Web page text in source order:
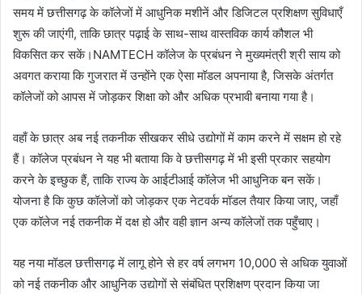
समय में छत्तीसगढ़ के कॉलेजों में आधुनिक मशीनें और डिजिटल प्रशिक्षण सुविधाएँ
शुरू की जाएंगी, ताकि छात्र पढ़ाई के साथ-साथ वास्तविक कार्य कौशल भी
विकसित कर सकें।NAMTECH कॉलेज के प्रबंधन ने मुख्यमंत्री श्री साय को
अवगत कराया कि गुजरात में उन्होंने एक ऐसा मॉडल अपनाया है, जिसके अंतर्गत
कॉलेजों को आपस में जोड़कर शिक्षा को और अधिक प्रभावी बनाया गया है।
वहाँ के छात्र अब नई तकनीक सीखकर सीधे उद्योगों में काम करने में सक्षम हो रहे
हैं। कॉलेज प्रबंधन ने यह भी बताया कि वे छत्तीसगढ़ में भी इसी प्रकार सहयोग
करने के इच्छुक हैं, ताकि राज्य के आईटीआई कॉलेज भी आधुनिक बन सकें।
योजना है कि कुछ कॉलेजों को जोड़कर एक नेटवर्क मॉडल तैयार किया जाए, जहाँ
एक कॉलेज नई तकनीक में दक्ष हो और वही ज्ञान अन्य कॉलेजों तक पहुँचाए।
यह नया मॉडल छत्तीसगढ़ में लागू होने से हर वर्ष लगभग 10,000 से अधिक युवाओं
को नई तकनीक और आधुनिक उद्योगों से संबंधित प्रशिक्षण प्रदान किया जा